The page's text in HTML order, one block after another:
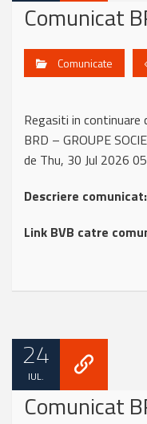
Comunicat
Comunicate
Regasiti in
BRD – GROUPE
de Thu, 30 Jul 2026
Descriere comunicat:
Link BVB catre
24
IUL.
Comunicat